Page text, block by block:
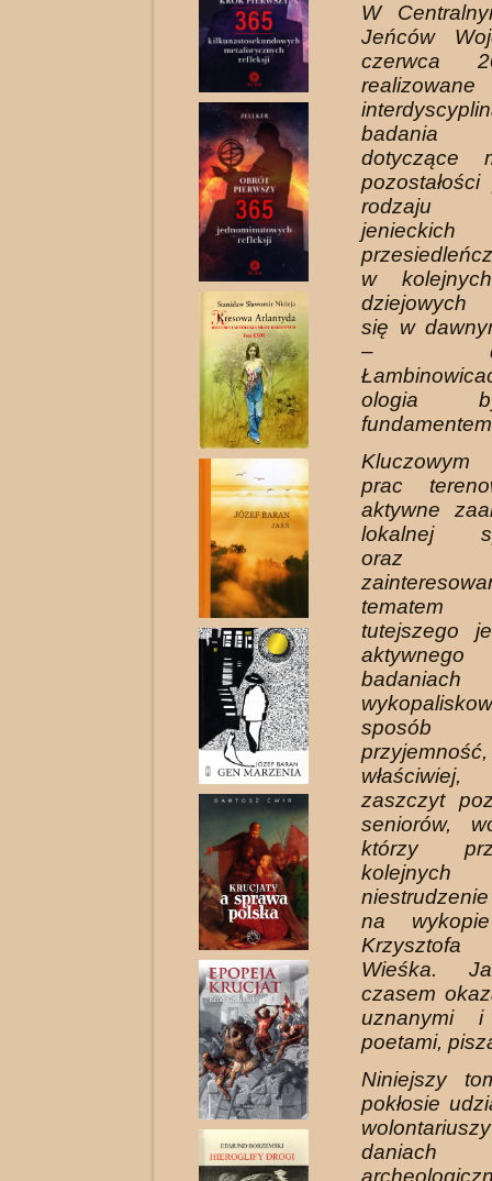
W
Jeńców
czerwca
badania
dotyczące
rodzaju
w
dziejowych
się w
–
ologia
Kluczowym
prac
aktywne
lokalnej
oraz
tutejszego
aktywnego
badaniach
sposób
zaszczyt
se­niorów,
którzy
na
Wieśka.
czasem
uznanymi i
poetami,
Niniejszy
pokłosie
daniach